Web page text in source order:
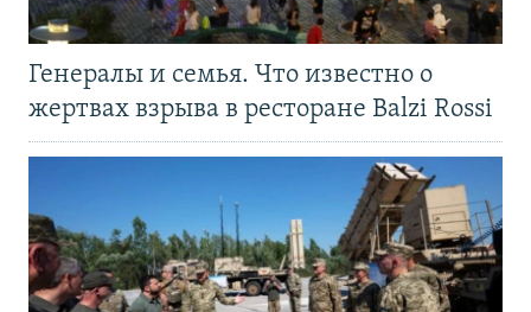
Генералы и семья. Что известно о
жертвах взрыва в ресторане Balzi Rossi